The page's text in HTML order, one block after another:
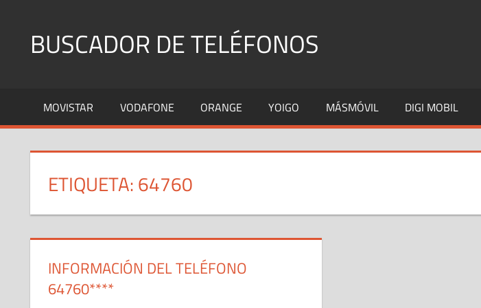
contenidoBUSCADOR DE TELÉFONOS
Fijos
y
MOVISTAR VODAFONE ORANGE YOIGO MÁSMÓVIL DIGI MOBIL
ETIQUETA:64760
INFORMACIÓN DEL TELÉFONO
64760****